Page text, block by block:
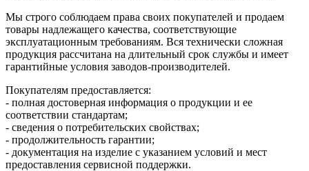
Мы строго соблюдаем права своих покупателей и продаем
товары надлежащего качества, соответствующие
эксплуатационным требованиям. Вся технически сложная
продукция рассчитана на длительный срок службы и имеет
гарантийные условия заводов-производителей.
Покупателям предоставляется:
- полная достоверная информация о продукции и ее
соответствии стандартам;
- сведения о потребительских свойствах;
- продолжительность гарантии;
- документация на изделие с указанием условий и мест
предоставления сервисной поддержки.